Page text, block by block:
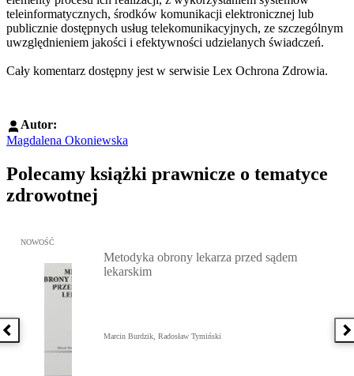
teleinformatycznych, środków komunikacji elektronicznej lub
publicznie dostępnych usług telekomunikacyjnych, ze szczególnym
uwzględnieniem jakości i efektywności udzielanych świadczeń.
Cały komentarz dostępny jest w serwisie Lex Ochrona Zdrowia.
Autor:
Magdalena Okoniewska
Polecamy książki prawnicze o tematyce
zdrowotnej
Poprzednia książka
Przejdź do: Metodyka obrony lekarza przed sądem lekarskim,
NOWOŚĆ
Metodyka obrony lekarza przed sądem
lekarskim
Marcin Burdzik, Radosław Tymiński